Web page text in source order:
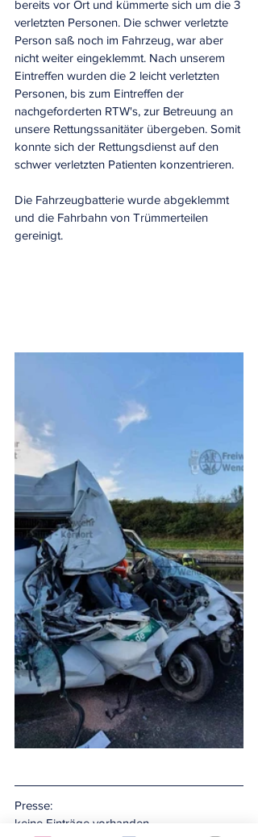
bereits vor Ort und kümmerte sich um die 3
verletzten Personen. Die schwer verletzte
Person saß noch im Fahrzeug, war aber
nicht weiter eingeklemmt. Nach unserem
Eintreffen wurden die 2 leicht verletzten
Personen, bis zum Eintreffen der
nachgeforderten RTW's, zur Betreuung an
unsere Rettungssanitäter übergeben. Somit
konnte sich der Rettungsdienst auf den
schwer verletzten Patienten konzentrieren.
Die Fahrzeugbatterie wurde abgeklemmt
und die Fahrbahn von Trümmerteilen
gereinigt.
Presse:
keine Einträge vorhanden